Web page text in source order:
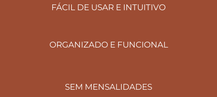
FÁCIL DE USAR E INTUITIVO
ORGANIZADO E FUNCIONAL
SEM MENSALIDADES